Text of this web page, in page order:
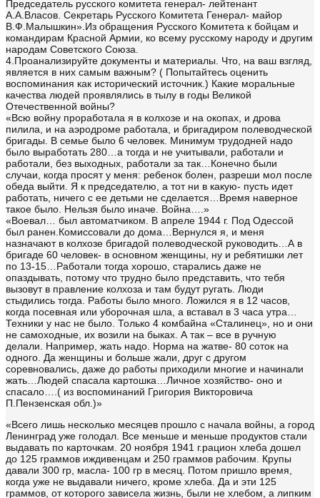
Председатель русского комитета генерал- лейтенант
А.А.Власов. Секретарь Русского Комитета Генерал- майор
В.Ф.Малышкин».Из обращения Русского Комитета к бойцам и
командирам Красной Армии, ко всему русскому народу и другим
народам Советского Союза.
4.Проанализируйте документы и материалы. Что, на ваш взгляд,
является в них самым важным? ( Попытайтесь оценить
воспоминания как исторический источник.) Какие моральные
качества людей проявлялись в тылу в годы Великой
Отечественной войны?
«Всю войну проработала я в колхозе и на окопах, и дрова
пилила, и на аэродроме работала, и бригадиром полеводческой
бригады. В семье было 6 человек. Минимум трудодней надо
было выработать 280…а тогда и не учитывали, работали и
работали, без выходных, работали за так…Конечно были
случаи, когда просят у меня: ребенок болен, разреши мол после
обеда выйти. Я к председателю, а тот ни в какую- пусть идет
работать, ничего с ее детьми не сделается…Время наверное
такое было. Нельзя было иначе. Война….»
«Воевал… был автоматчиком. В апреле 1944 г. Под Одессой
был ранен.Комиссовали до дома…Вернулся я, и меня
назначают в колхозе бригадой полеводческой руководить…А в
бригаде 60 человек- в основном женщины, ну и ребятишки лет
по 13-15…Работали тогда хорошо, старались даже не
опаздывать, потому что трудно было представить, что тебя
вызовут в правление колхоза и там будут ругать. Люди
стыдились тогда. Работы было много. Ложился я в 12 часов,
когда посевная или уборочная шла, а вставал в 3 часа утра…
Техники у нас не было. Только 4 комбайна «Сталинец», но и они
не самоходные, их возили на быках. А так – все в ручную
делали. Например, жать надо. Норма на жатве- 80 соток на
одного. Да женщины и больше жали, друг с другом
соревновались, даже до работы приходили многие и начинали
жать…Людей спасала картошка…Личное хозяйство- оно и
спасало….( из воспоминаний Григория Викторовича
П.Пензенская обл.)»
«Всего лишь несколько месяцев прошло с начала войны, а город
Ленинград уже голодал. Все меньше и меньше продуктов стали
выдавать по карточкам. 20 ноября 1941 г.рацион хлеба дошел
до 125 граммов иждивенцам и 250 граммов рабочим. Крупы
давали 300 гр, масла- 100 гр в месяц. Потом пришло время,
когда уже не выдавали ничего, кроме хлеба. Да и эти 125
граммов, от которого зависела жизнь, были не хлебом, а липким